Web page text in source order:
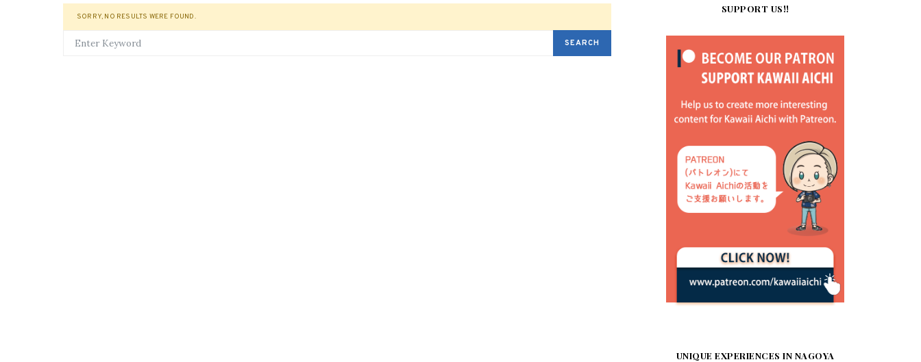
SORRY, NO RESULTS WERE FOUND.
SEARCH
SUPPORT US!!
UNIQUE EXPERIENCES IN NAGOYA